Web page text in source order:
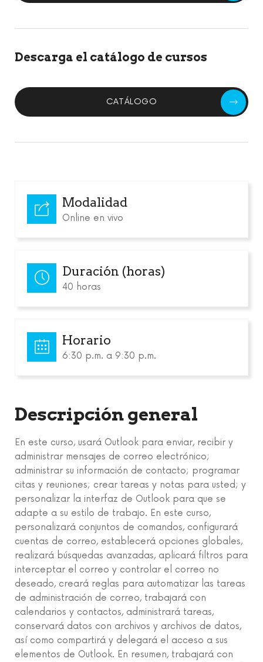
Descarga el catálogo de cursos
CATÁLOGO
Modalidad
Online en vivo
Duración (horas)
40 horas
Horario
6:30 p.m. a 9:30 p.m.
Descripción general
En este curso, usará Outlook para enviar, recibir y
administrar mensajes de correo electrónico;
administrar su información de contacto; programar
citas y reuniones; crear tareas y notas para usted; y
personalizar la interfaz de Outlook para que se
adapte a su estilo de trabajo. En este curso,
personalizará conjuntos de comandos, configurará
cuentas de correo, establecerá opciones globales,
realizará búsquedas avanzadas, aplicará filtros para
interceptar el correo y controlar el correo no
deseado, creará reglas para automatizar las tareas
de administración de correo, trabajará con
calendarios y contactos, administrará tareas,
conservará datos con archivos y archivos de datos,
así como compartirá y delegará el acceso a sus
elementos de Outlook. En resumen, trabajará con